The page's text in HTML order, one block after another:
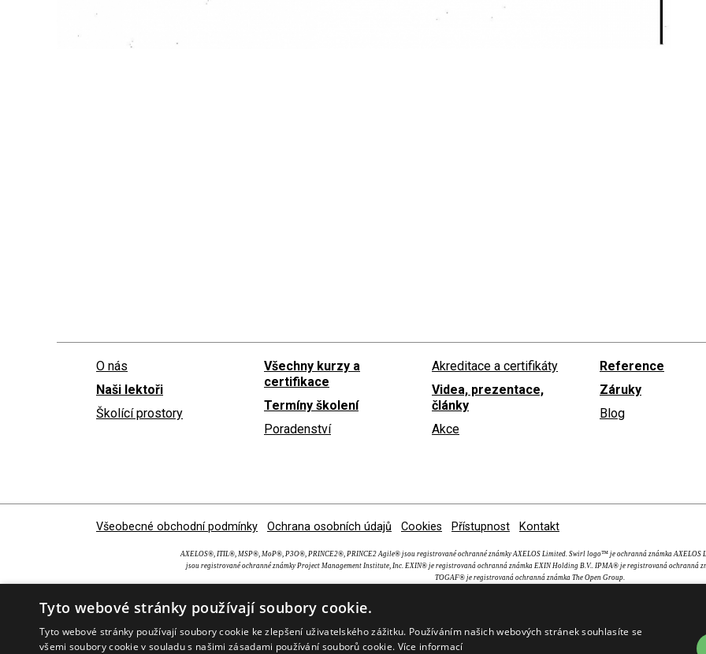
O nás
Naši lektoři
Školící prostory
Všechny kurzy a
certifikace
Termíny školení
Poradenství
Akreditace a certifikáty
Videa, prezentace,
články
Akce
Reference
Záruky
Blog
Všeobecné obchodní podmínky Ochrana osobních údajů Cookies Přístupnost Kontakt
AXELOS®, ITIL®, MSP®, MoP®, P3O®, PRINCE2®, PRINCE2 Agile® jsou registrované ochranné známky AXELOS Limited. Swirl logo™ je ochranná známka
jsou registrované ochranné známky Project Management Institute, Inc. EXIN® je registrovaná ochranná známka EXIN Holding B.V.. IPMA® je registrovaná ochranná
TOGAF® je registrovaná ochranná známka The Open Group.
Tyto webové stránky používají soubory cookie.
Tyto webové stránky používají soubory cookie ke zlepšení uživatelského zážitku. Používáním našich webových stránek souhlasíte se
všemi soubory cookie v souladu s našimi zásadami používání souborů cookie. Více informací